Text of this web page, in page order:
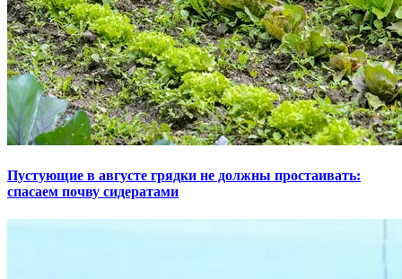
Пустующие в августе грядки не должны простаивать:
спасаем почву сидератами